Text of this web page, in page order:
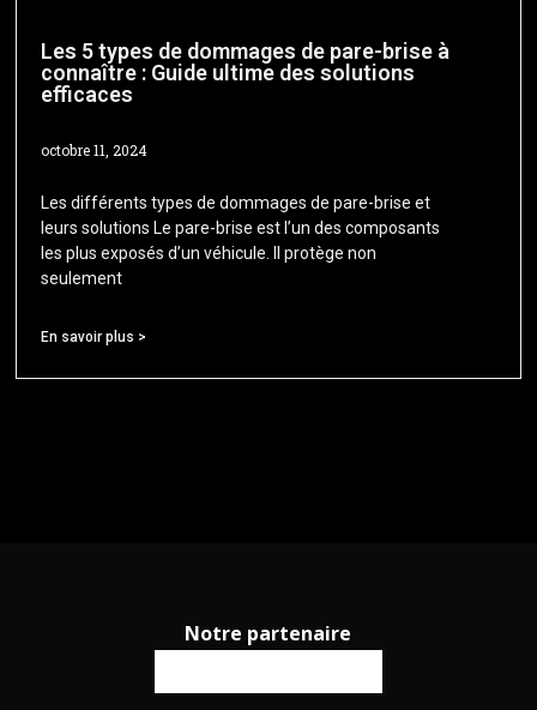
Les 5 types de dommages de pare-brise à
connaître : Guide ultime des solutions
efficaces
octobre 11, 2024
Les différents types de dommages de pare-brise et
leurs solutions Le pare-brise est l’un des composants
les plus exposés d’un véhicule. Il protège non
seulement
En savoir plus >
Notre partenaire